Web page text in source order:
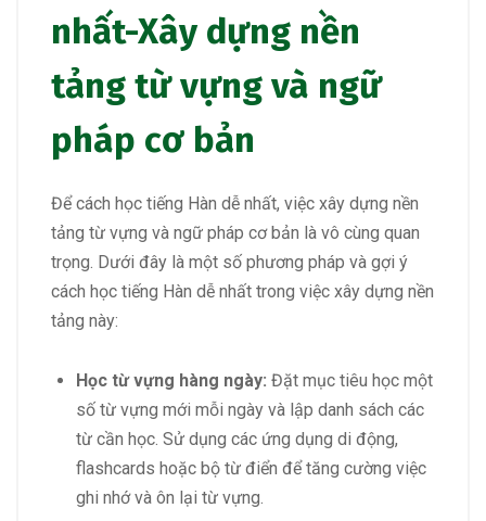
nhất-Xây dựng nền
tảng từ vựng và ngữ
pháp cơ bản
Để cách học tiếng Hàn dễ nhất, việc xây dựng nền
tảng từ vựng và ngữ pháp cơ bản là vô cùng quan
trọng. Dưới đây là một số phương pháp và gợi ý
cách học tiếng Hàn dễ nhất trong việc xây dựng nền
tảng này:
Học từ vựng hàng ngày: Đặt mục tiêu học một
số từ vựng mới mỗi ngày và lập danh sách các
từ cần học. Sử dụng các ứng dụng di động,
flashcards hoặc bộ từ điển để tăng cường việc
ghi nhớ và ôn lại từ vựng.